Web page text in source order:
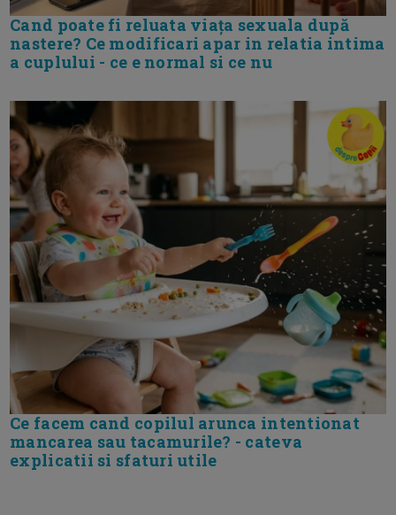
Cand poate fi reluata viața sexuala după
nastere? Ce modificari apar in relatia intima
a cuplului - ce e normal si ce nu
Ce facem cand copilul arunca intentionat
mancarea sau tacamurile? - cateva
explicatii si sfaturi utile